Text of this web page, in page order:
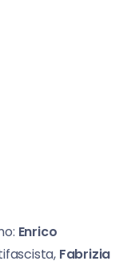
Enrico
Fabrizia